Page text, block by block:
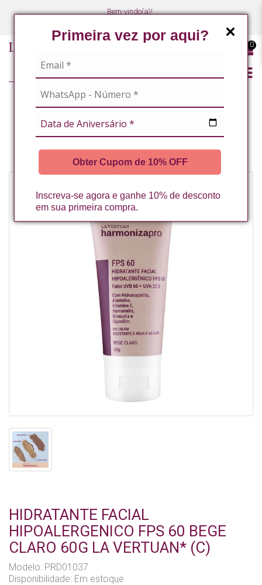
Primeira vez por aqui?
Obter Cupom de 10% OFF
Inscreva-se agora e ganhe 10% de desconto
em sua primeira compra.
Bem-vindo(a)!
0
VERTUAN* (C)
HIDRATANTE FACIAL
HIPOALERGENICO FPS 60 BEGE
CLARO 60G LA VERTUAN* (C)
Modelo: PRD01037
Disponibilidade: Em estoque